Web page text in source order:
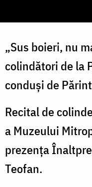
„Sus boieri, nu
colindători de la
conduși de
Recital de
a Muzeului
prezența
Teofan.